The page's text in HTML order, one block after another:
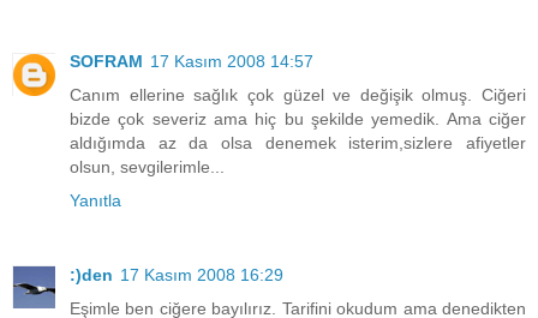
SOFRAM 17 Kasım 2008 14:57
Canım ellerine sağlık çok güzel ve değişik olmuş. Ciğeri
bizde çok severiz ama hiç bu şekilde yemedik. Ama ciğer
aldığımda az da olsa denemek isterim,sizlere afiyetler
olsun, sevgilerimle...
Yanıtla
:)den 17 Kasım 2008 16:29
Eşimle ben ciğere bayılırız. Tarifini okudum ama denedikten